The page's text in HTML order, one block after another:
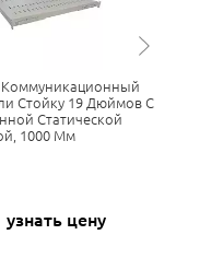
Коммуникационный
Стойку 19 Дюймов С
Статической
1000 Мм
узнать цену